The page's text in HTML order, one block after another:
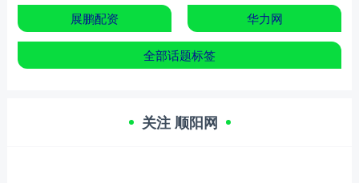
展鹏配资 华力网
全部话题标签
关注 顺阳网